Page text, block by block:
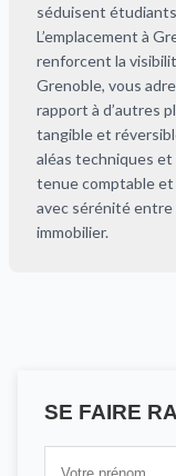
séduisent
L’emplacement à
renforcent la
Grenoble, vous
rapport à d’autres
tangible et
aléas techniques et
tenue comptable et
avec sérénité entre
immobilier.
SE FAIRE